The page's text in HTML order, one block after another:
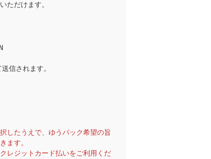
ただけます。
信されます。
したうえで、ゆうパック希望の旨
ます。
レジットカード払いをご利用くだ